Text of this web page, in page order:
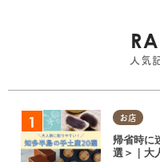
人気
お店
帰省時に
選＞｜大